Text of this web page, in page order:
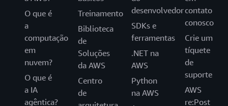
O que é
a
computação
em
nuvem?
O que é
a IA
agêntica?
Treinamento
Biblioteca
de
Soluções
da AWS
Centro
de
desenvolvedor
SDKs e
ferramentas
.NET na
AWS
Python
na AWS
contato
conosco
Crie um
tíquete
de
suporte
AWS
re:Post